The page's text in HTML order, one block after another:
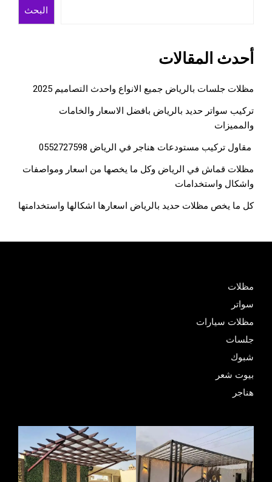
البحث
أحدث المقالات
مظلات جلسات بالرياض جميع الانواع واحدث التصاميم 2025
تركيب سواتر حديد بالرياض بافضل الاسعار والخامات
والمميزات
مقاول تركيب مستودعات هناجر في الرياض 0552727598
مظلات قماش في الرياض وكل ما يخصها من اسعار ومواصفات
واشكال واستخدامات
كل ما يخص مظلات حديد بالرياض اسعارها اشكالها واستخدامتها
مظلات
سواتر
مظلات سيارات
جلسات
شبوك
بيوت شعر
هناجر